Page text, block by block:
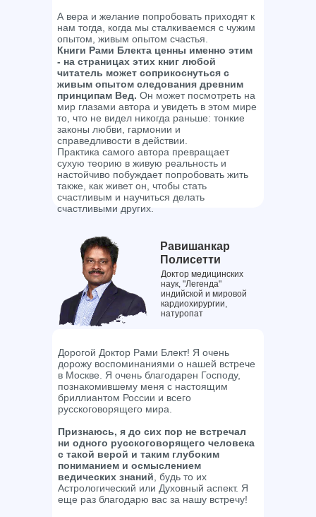
Дорогой Доктор Рами Блект! Я очень
дорожу воспоминаниями о нашей встрече
в Москве. Я очень благодарен Господу,
познакомившему меня с настоящим
бриллиантом России и всего
русскоговорящего мира.
Признаюсь, я до сих пор не встречал
ни одного русскоговорящего человека
с такой верой и таким глубоким
пониманием и осмыслением
ведических знаний , будь то их
Астрологический или Духовный аспект. Я
еще раз благодарю вас за нашу встречу!
А вера и желание попробовать приходят к
нам тогда, когда мы сталкиваемся с чужим
опытом, живым опытом счастья.
Книги Рами Блекта ценны именно этим
- на страницах этих книг любой
читатель может соприкоснуться с
живым опытом следования древним
принципам Вед. Он может посмотреть на
мир глазами автора и увидеть в этом мире
то, что не видел никогда раньше: тонкие
законы любви, гармонии и
справедливости в действии.
Практика самого автора превращает
сухую теорию в живую реальность и
настойчиво побуждает попробовать жить
также, как живет он, чтобы стать
счастливым и научиться делать
счастливыми других.
Равишанкар
Полисетти
Доктор медицинских
наук, "Легенда"
индийской и мировой
кардиохирургии,
натуропат